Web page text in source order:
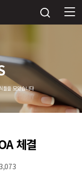
들을 모았습니다
체결